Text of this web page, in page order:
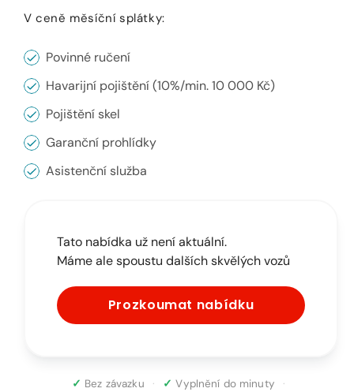
V ceně měsíční splátky:
Povinné ručení
Havarijní pojištění (10%/min. 10 000 Kč)
Pojištění skel
Garanční prohlídky
Asistenční služba
Tato nabídka už není aktuální.
Máme ale spoustu dalších skvělých vozů
Prozkoumat nabídku
✓ Bez závazku · ✓ Vyplnění do minuty
·